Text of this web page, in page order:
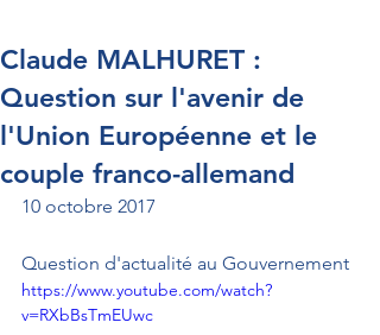
Claude MALHURET :
Question sur l'avenir de
l'Union Européenne et le
couple franco-allemand
10 octobre 2017
Question d'actualité au Gouvernement
https://www.youtube.com/watch?
v=RXbBsTmEUwc